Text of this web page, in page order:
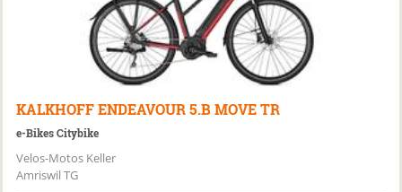
KALKHOFF ENDEAVOUR 5.B MOVE TR
e-Bikes Citybike
Velos-Motos Keller
Amriswil TG